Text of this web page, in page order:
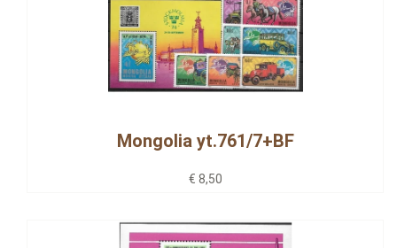
Mongolia yt.761/7+BF
€ 8,50